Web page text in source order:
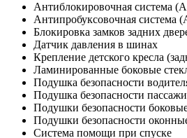
Антиблокировочная система
Антипробуксовочная система
Блокировка замков задних
Датчик давления в шинах
Крепление детского кресла
Ламинированные боковые
Подушка безопасности
Подушка безопасности
Подушки безопасности
Подушки безопасности
Система помощи при спуске